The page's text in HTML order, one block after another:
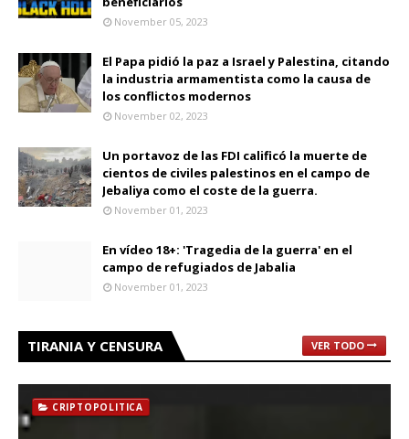
November 05, 2023
El Papa pidió la paz a Israel y Palestina, citando
la industria armamentista como la causa de
los conflictos modernos
November 02, 2023
Un portavoz de las FDI calificó la muerte de
cientos de civiles palestinos en el campo de
Jebaliya como el coste de la guerra.
November 01, 2023
En vídeo 18+: 'Tragedia de la guerra' en el
campo de refugiados de Jabalia
November 01, 2023
TIRANIA Y CENSURA VER TODO
CRIPTOPOLITICA